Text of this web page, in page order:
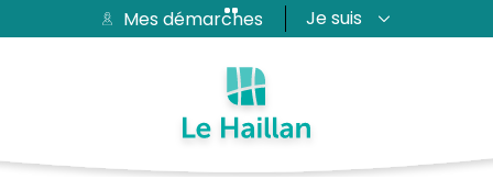
Aide et accessibilité
Passer au menu
Passer au contenuMes démarches Je suis